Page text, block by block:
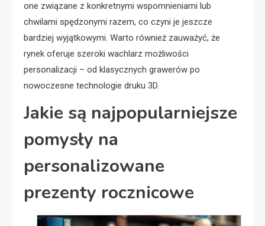
one związane z konkretnymi wspomnieniami lub
chwilami spędzonymi razem, co czyni je jeszcze
bardziej wyjątkowymi. Warto również zauważyć, że
rynek oferuje szeroki wachlarz możliwości
personalizacji – od klasycznych grawerów po
nowoczesne technologie druku 3D.
Jakie są najpopularniejsze
pomysły na
personalizowane
prezenty rocznicowe